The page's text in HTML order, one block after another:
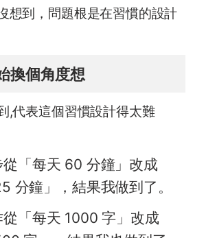
想到，問題根是在習慣的設計
換個角度想
,代表這個習慣設計得太難
「每天 60 分鐘」改成
分鐘」，結果我做到了。
「每天 1000 字」改成